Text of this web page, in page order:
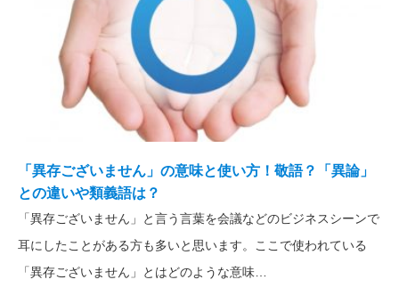
「異存ございません」の意味と使い方！敬語？「異論」
との違いや類義語は？
「異存ございません」と言う言葉を会議などのビジネスシーンで
耳にしたことがある方も多いと思います。ここで使われている
「異存ございません」とはどのような意味…